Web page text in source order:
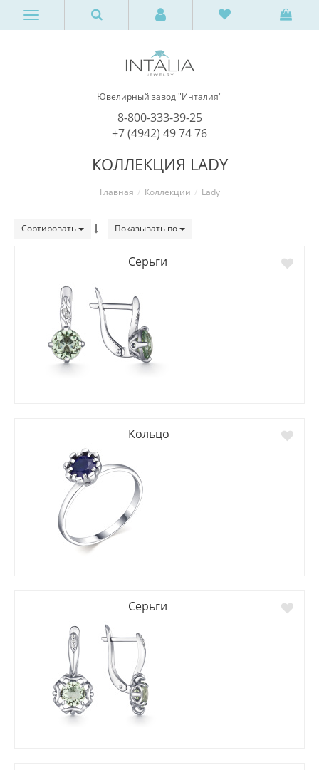
Ювелирный завод "Инталия"
8-800-333-39-25
+7 (4942) 49 74 76
КОЛЛЕКЦИЯ LADY
Главная Коллекции Lady
Сортировать Показывать по
Серьги
Кольцо
Серьги